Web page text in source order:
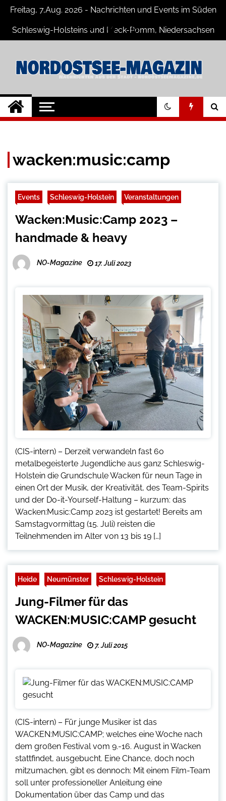
Skip
content
Freitag, 7,Aug. 2026 - Nachrichten und Events im Süden
Schleswig-Holsteins und Meck-Pomm, Niedersachsen
Nord-Ostsee-
Magazine Blog
Der Blog der Nord-Ostsee Magazine
wacken:music:camp
Events Schleswig-Holstein Veranstaltungen
Wacken:Music:Camp 2023 –
handmade & heavy
NO-Magazine 17. Juli 2023
(CIS-intern) – Derzeit verwandeln fast 60
metalbegeisterte Jugendliche aus ganz Schleswig-
Holstein die Grundschule Wacken für neun Tage in
einen Ort der Musik, der Kreativität, des Team-Spirits
und der Do-it-Yourself-Haltung – kurzum: das
Wacken:Music:Camp 2023 ist gestartet! Bereits am
Samstagvormittag (15. Juli) reisten die
Teilnehmenden im Alter von 13 bis 19 […]
Heide Neumünster Schleswig-Holstein
Jung-Filmer für das
WACKEN:MUSIC:CAMP gesucht
NO-Magazine 7. Juli 2015
(CIS-intern) – Für junge Musiker ist das
WACKEN:MUSIC:CAMP; welches eine Woche nach
dem großen Festival vom 9.-16. August in Wacken
stattfindet, ausgebucht. Eine Chance, doch noch
mitzumachen, gibt es dennoch: Mit einem Film-Team
soll unter professioneller Anleitung eine
Dokumentation über das Camp und das